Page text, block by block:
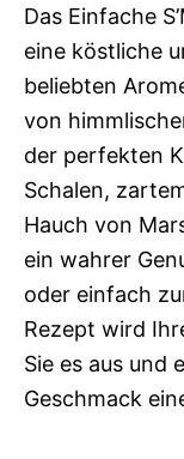
Das Einfache
eine köstliche
beliebten
von
der perfekten
Schalen,
Hauch von
ein wahrer
oder einfach
Rezept wird
Sie es aus und
Geschmack